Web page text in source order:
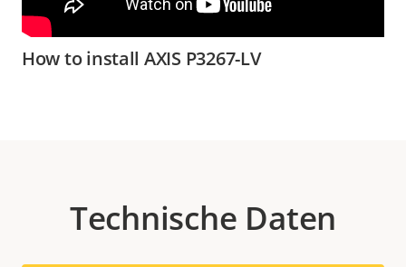
How to install AXIS P3267-LV
Technische Daten